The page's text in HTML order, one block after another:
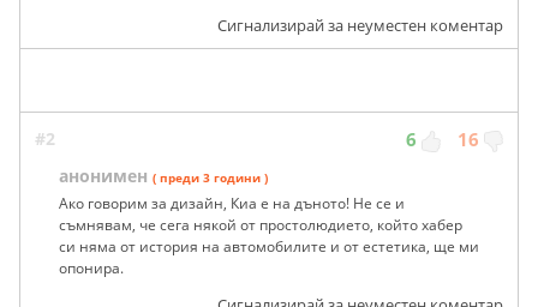
Сигнализирай за неуместен коментар
#2 6 16
анонимен ( преди 3 години )
Ако говорим за дизайн, Киа е на дъното! Не се и
съмнявам, че сега някой от простолюдието, който хабер
си няма от история на автомобилите и от естетика, ще ми
опонира.